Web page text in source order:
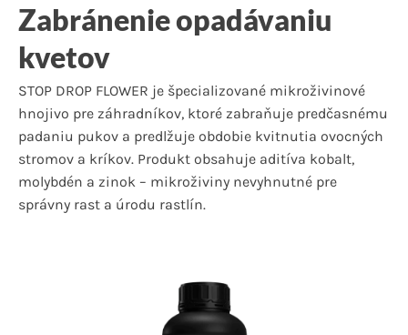
Zabránenie opadávaniu
kvetov
STOP DROP FLOWER je špecializované mikroživinové
hnojivo pre záhradníkov, ktoré zabraňuje predčasnému
padaniu pukov a predlžuje obdobie kvitnutia ovocných
stromov a kríkov. Produkt obsahuje aditíva kobalt,
molybdén a zinok – mikroživiny nevyhnutné pre
správny rast a úrodu rastlín.